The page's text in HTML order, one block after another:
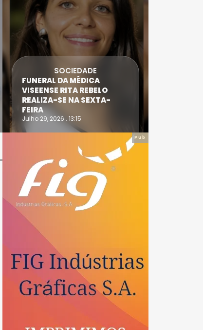
SOCIEDADE
FUNERAL DA MÉDICA
VISEENSE RITA REBELO
REALIZA-SE NA SEXTA-
FEIRA
Julho 29, 2026 . 13:15
Pub